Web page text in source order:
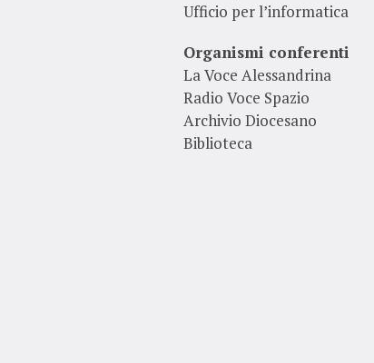
Ufficio per l’informatica
Organismi conferenti
La Voce Alessandrina
Radio Voce Spazio
Archivio Diocesano
Biblioteca